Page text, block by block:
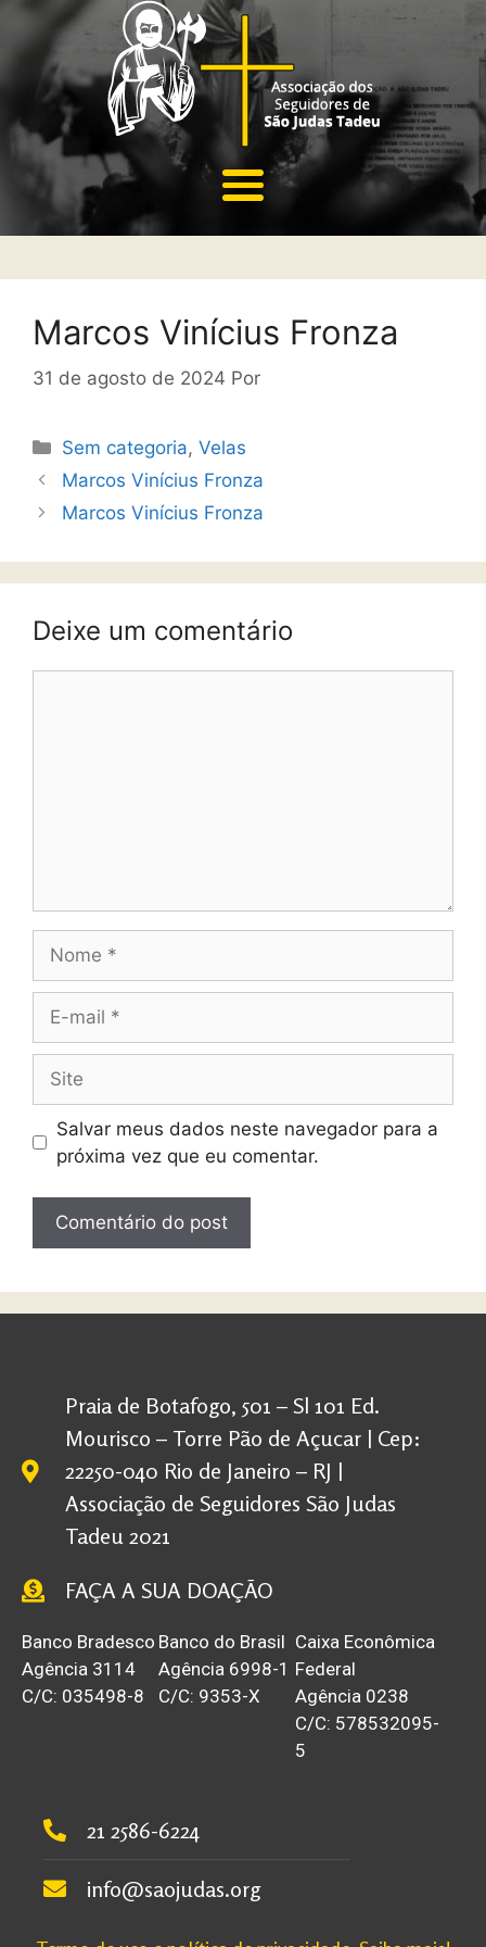
Marcos Vinícius Fronza
31 de agosto de 2024 Por
Sem categoria,Velas
Marcos Vinícius Fronza
Marcos Vinícius Fronza
Deixe um comentário
Salvar meus dados neste navegador para a
próxima vez que eu comentar.
Praia de Botafogo, 501 – Sl 101 Ed.
Mourisco – Torre Pão de Açucar | Cep:
22250-040 Rio de Janeiro – RJ |
Associação de Seguidores São Judas
Tadeu 2021
FAÇA A SUA DOAÇÃO
Banco Bradesco
Agência 3114
C/C: 035498-8
Banco do Brasil
Agência 6998-1
C/C: 9353-X
Caixa Econômica
Federal
Agência 0238
C/C: 578532095-
5
21 2586-6224
info@saojudas.org